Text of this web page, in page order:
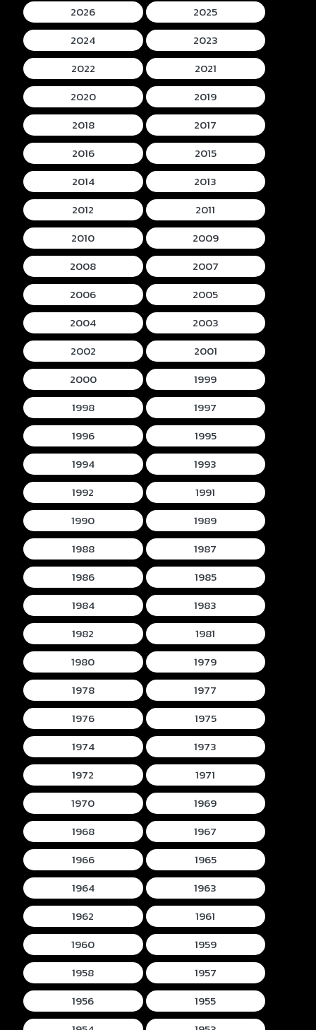
2026
2025
2024
2023
2022
2021
2020
2019
2018
2017
2016
2015
2014
2013
2012
2011
2010
2009
2008
2007
2006
2005
2004
2003
2002
2001
2000
1999
1998
1997
1996
1995
1994
1993
1992
1991
1990
1989
1988
1987
1986
1985
1984
1983
1982
1981
1980
1979
1978
1977
1976
1975
1974
1973
1972
1971
1970
1969
1968
1967
1966
1965
1964
1963
1962
1961
1960
1959
1958
1957
1956
1955